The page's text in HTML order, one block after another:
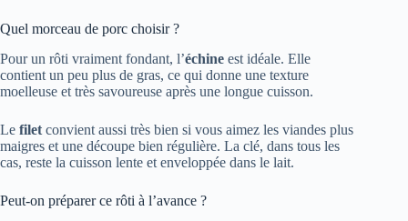
Quel morceau de porc choisir ?
Pour un rôti vraiment fondant, l’échine est idéale. Elle
contient un peu plus de gras, ce qui donne une texture
moelleuse et très savoureuse après une longue cuisson.
Le filet convient aussi très bien si vous aimez les viandes plus
maigres et une découpe bien régulière. La clé, dans tous les
cas, reste la cuisson lente et enveloppée dans le lait.
Peut-on préparer ce rôti à l’avance ?